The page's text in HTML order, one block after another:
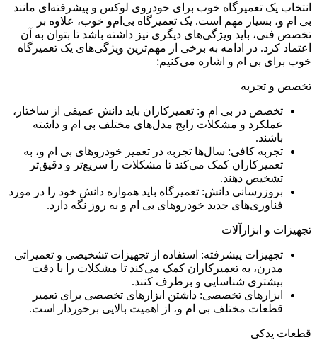
انتخاب یک تعمیرگاه خوب برای خودروی لوکس و پیشرفته‌ای مانند
بی ام و، بسیار مهم است. یک تعمیرگاه بی‌ام‌و خوب، علاوه بر
تخصص فنی، باید ویژگی‌های دیگری نیز داشته باشد تا بتوان به آن
اعتماد کرد. در ادامه به برخی از مهم‌ترین ویژگی‌های یک تعمیرگاه
خوب برای بی ام و اشاره می‌کنیم:
تخصص و تجربه
تخصص در بی ام و: تعمیرکاران باید دانش عمیقی از ساختار،
عملکرد و مشکلات رایج مدل‌های مختلف بی ام و داشته
باشند.
تجربه کافی: سال‌ها تجربه در تعمیر خودروهای بی ام و، به
تعمیرکاران کمک می‌کند تا مشکلات را سریع‌تر و دقیق‌تر
تشخیص دهند.
بروزرسانی دانش: تعمیرگاه باید همواره دانش خود را در مورد
فناوری‌های جدید خودروهای بی ام و به روز نگه دارد.
تجهیزات و ابزارآلات
تجهیزات پیشرفته: استفاده از تجهیزات تشخیصی و تعمیراتی
مدرن، به تعمیرکاران کمک می‌کند تا مشکلات را با دقت
بیشتری شناسایی و برطرف کنند.
ابزارهای تخصصی: داشتن ابزارهای تخصصی برای تعمیر
قطعات مختلف بی ام و، از اهمیت بالایی برخوردار است.
قطعات یدکی